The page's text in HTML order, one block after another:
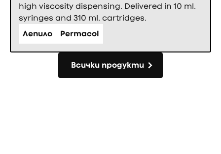
high viscosity dispensing. Delivered in 10 ml.
syringes and 310 ml. cartridges.
Лепило
Permacol
Всички продукти